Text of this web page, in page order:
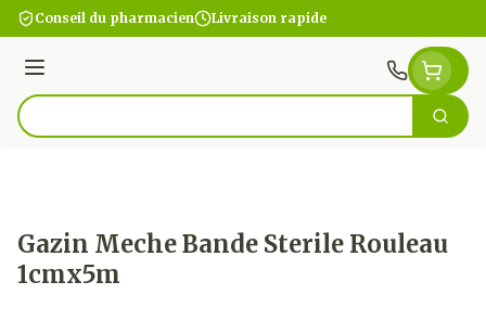
Aller au contenu
Conseil du pharmacien Livraison rapide
Menu
Rechercher
Gazin Meche Bande Sterile Rouleau
1cmx5m